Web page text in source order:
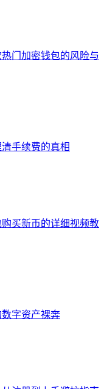
门加密钱包的风险与
手续费的真相
买新币的详细视频教
字资产裸奔